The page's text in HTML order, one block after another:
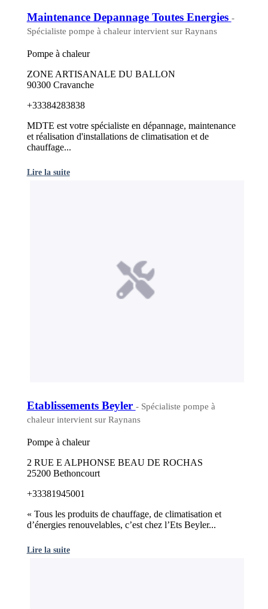
Maintenance Depannage Toutes Energies -
Spécialiste pompe à chaleur intervient sur Raynans
Pompe à chaleur
ZONE ARTISANALE DU BALLON
90300 Cravanche
+33384283838
MDTE est votre spécialiste en dépannage, maintenance
et réalisation d'installations de climatisation et de
chauffage...
Lire la suite
Etablissements Beyler - Spécialiste pompe à
chaleur intervient sur Raynans
Pompe à chaleur
2 RUE E ALPHONSE BEAU DE ROCHAS
25200 Bethoncourt
+33381945001
« Tous les produits de chauffage, de climatisation et
d’énergies renouvelables, c’est chez l’Ets Beyler...
Lire la suite